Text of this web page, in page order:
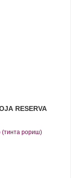
RESERVA
(тинта рориш).